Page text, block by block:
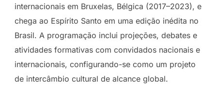
internacionais em Bruxelas, Bélgica (2017–2023), e
chega ao Espírito Santo em uma edição inédita no
Brasil. A programação inclui projeções, debates e
atividades formativas com convidados nacionais e
internacionais, configurando-se como um projeto
de intercâmbio cultural de alcance global.